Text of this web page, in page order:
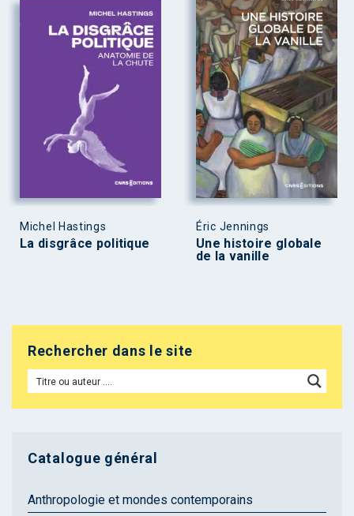
Michel Hastings
La disgrâce politique
Éric Jennings
Une histoire globale
de la vanille
Rechercher dans le site
Catalogue général
Anthropologie et mondes contemporains